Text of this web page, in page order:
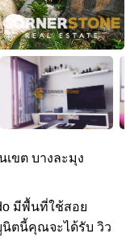
เขต บางละมุง
มีพื้นที่ใช้สอย
นิตนี้คุณจะได้รับ วิว